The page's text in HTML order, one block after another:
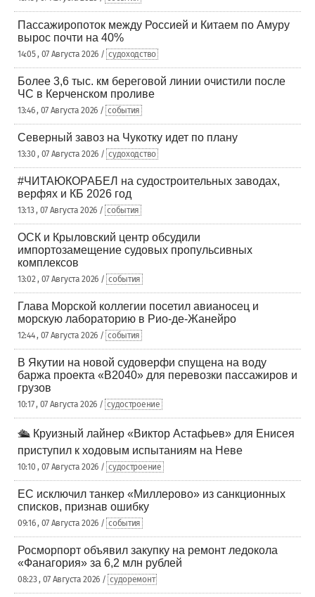
Пассажиропоток между Россией и Китаем по Амуру
вырос почти на 40%
14:05 , 07 Августа 2026 / судоходство
Более 3,6 тыс. км береговой линии очистили после
ЧС в Керченском проливе
13:46 , 07 Августа 2026 / события
Северный завоз на Чукотку идет по плану
13:30 , 07 Августа 2026 / судоходство
#ЧИТАЮКОРАБЕЛ на судостроительных заводах,
верфях и КБ 2026 год
13:13 , 07 Августа 2026 / события
ОСК и Крыловский центр обсудили
импортозамещение судовых пропульсивных
комплексов
13:02 , 07 Августа 2026 / события
Глава Морской коллегии посетил авианосец и
морскую лабораторию в Рио-де-Жанейро
12:44 , 07 Августа 2026 / события
В Якутии на новой судоверфи спущена на воду
баржа проекта «В2040» для перевозки пассажиров и
грузов
10:17 , 07 Августа 2026 / судостроение
🛳️ Круизный лайнер «Виктор Астафьев» для Енисея
приступил к ходовым испытаниям на Неве
10:10 , 07 Августа 2026 / судостроение
ЕС исключил танкер «Миллерово» из санкционных
списков, признав ошибку
09:16 , 07 Августа 2026 / события
Росморпорт объявил закупку на ремонт ледокола
«Фанагория» за 6,2 млн рублей
08:23 , 07 Августа 2026 / судоремонт